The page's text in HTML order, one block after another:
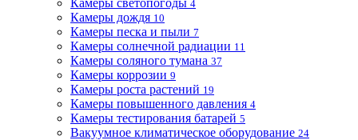
Камеры светопогоды 4
Камеры дождя 10
Камеры песка и пыли 7
Камеры солнечной радиации 11
Камеры соляного тумана 37
Камеры коррозии 9
Камеры роста растений 19
Камеры повышенного давления 4
Камеры тестирования батарей 5
Вакуумное климатическое оборудование 24